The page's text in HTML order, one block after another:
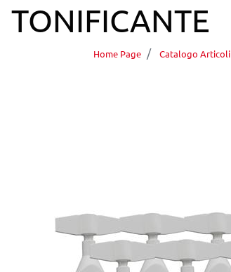
TONIFICANTE
Home Page Catalogo Articoli